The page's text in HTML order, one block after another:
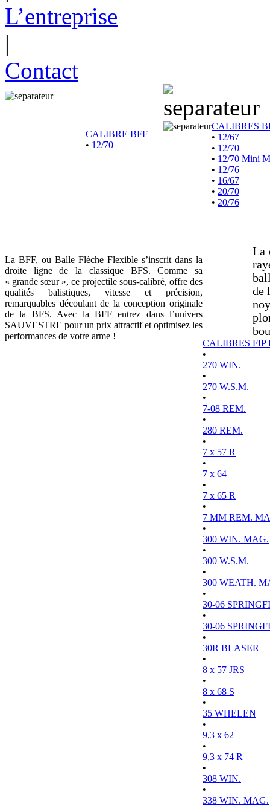
L’entreprise
|
Contact
CALIBRE BFF
• 12/70
CALIBRES
• 12/67
• 12/70
• 12/70 Mini
• 12/76
• 16/67
• 20/70
• 20/76
La BFF, ou Balle Flèche Flexible s’inscrit dans la
droite ligne de la classique BFS. Comme sa
« grande sœur », ce projectile sous-calibré, offre des
qualités balistiques, vitesse et précision,
remarquables découlant de la conception originale
de la BFS. Avec la BFF entrez dans l’univers
SAUVESTRE pour un prix attractif et optimisez les
performances de votre arme !
La
de
CALIBRES FIP
•
270 WIN.
•
270 W.S.M.
•
7-08 REM.
•
280 REM.
•
7 x 57 R
•
7 x 64
•
7 x 65 R
•
7 MM REM.
•
300 WIN. MAG.
•
300 W.S.M.
•
300 WEATH.
•
30-06
•
30-06
•
30R BLASER
•
8 x 57 JRS
•
8 x 68 S
•
35 WHELEN
•
9,3 x 62
•
9,3 x 74 R
•
308 WIN.
•
338 WIN. MAG.